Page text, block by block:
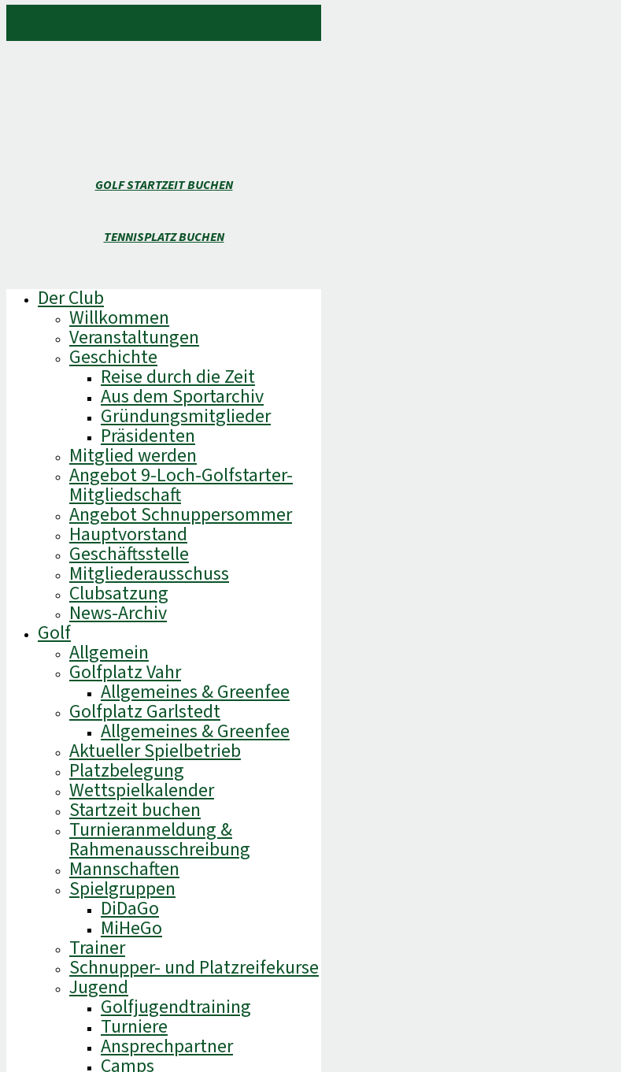
GOLF STARTZEIT BUCHEN
TENNISPLATZ BUCHEN
Der Club
Willkommen
Veranstaltungen
Geschichte
Reise durch die Zeit
Aus dem Sportarchiv
Gründungsmitglieder
Präsidenten
Mitglied werden
Angebot 9-Loch-Golfstarter-
Mitgliedschaft
Angebot Schnuppersommer
Hauptvorstand
Geschäftsstelle
Mitgliederausschuss
Clubsatzung
News-Archiv
Golf
Allgemein
Golfplatz Vahr
Allgemeines & Greenfee
Golfplatz Garlstedt
Allgemeines & Greenfee
Aktueller Spielbetrieb
Platzbelegung
Wettspielkalender
Startzeit buchen
Turnieranmeldung &
Rahmenausschreibung
Mannschaften
Spielgruppen
DiDaGo
MiHeGo
Trainer
Schnupper- und Platzreifekurse
Jugend
Golfjugendtraining
Turniere
Ansprechpartner
Camps